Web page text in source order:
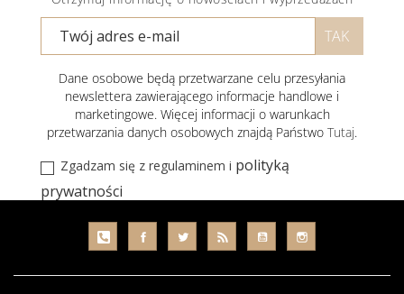
Dane osobowe będą przetwarzane celu przesyłania
newslettera zawierającego informacje handlowe i
marketingowe. Więcej informacji o warunkach
przetwarzania danych osobowych znajdą Państwo Tutaj.
Zgadzam się z regulaminem i polityką
prywatności